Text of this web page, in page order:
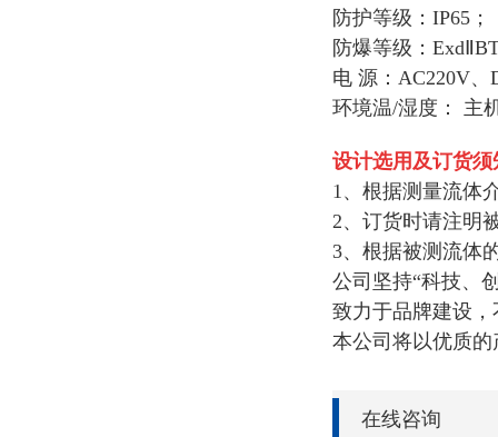
防护等级：IP65；
防爆等级：
电 源：AC220V、
环境温/湿度： 主
设计选用及订货须
1、根据测量流体
2、订货时请注明
3、根据被测流体
公司坚持“科技、
致力于品牌建设
本公司将以优质
在线咨询